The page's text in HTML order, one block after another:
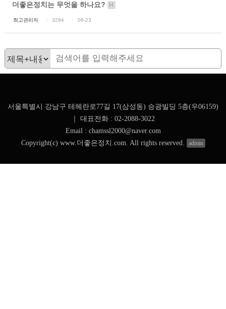
더좋은정치는 무엇을 하나요? H
최고관리자 3294 08-23
서울특별시 강남구 테헤란로77길 17(삼성동) 승광빌딩 5층(우06159)
대표전화 : 02-2088-3022
Email : chamssl2000@naver.com
Copyright(c) www.더좋은정치.com. All rights reserved.
admin